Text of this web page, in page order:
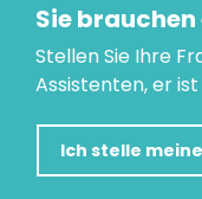
Sie brauchen
Stellen Sie Ihre
Assistenten, er ist
Ich stelle